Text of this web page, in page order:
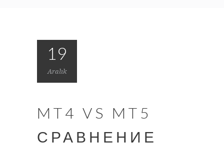
19
Aralık
MT4 VS MT5
СРАВНЕНИЕ